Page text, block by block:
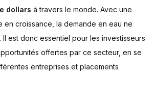
dollars à travers le monde. Avec une
en croissance, la demande en eau ne
est donc essentiel pour les investisseurs
offertes par ce secteur, en se
entreprises et placements